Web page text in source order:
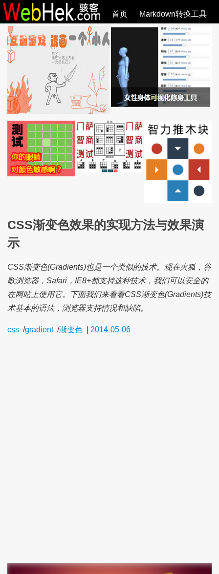
首页 Markdown转换工具
必观作品 SVG教程 SVG手册 全部文章
CSS渐变色效果的实现方法与效果演
示
CSS渐变色(Gradients)也是一个类似的技术。现在火狐，谷
歌浏览器，Safari，IE8+都支持这种技术，我们可以安全的
在网站上使用它。下面我们来看看CSS渐变色(Gradients)技
术基本的语法，浏览器支持情况和缺陷。
css /gradient /渐变色 2014-05-06